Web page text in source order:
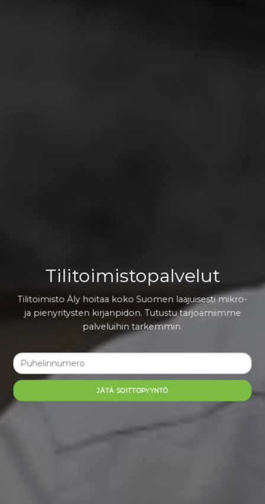
Tilitoimistopalvelut
Tilitoimisto Äly hoitaa koko Suomen laajuisesti mikro-
ja pienyritysten kirjanpidon. Tutustu tarjoamiimme
palveluihin tarkemmin.